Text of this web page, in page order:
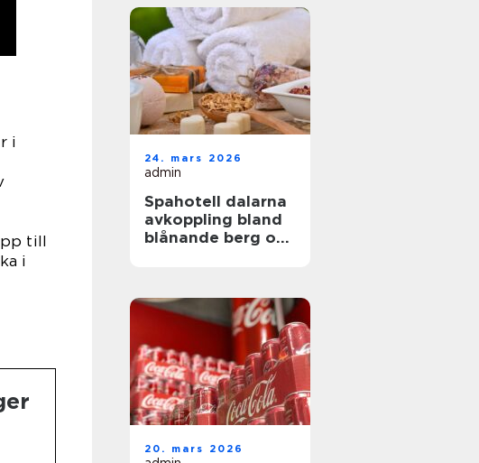
i
till
i
24. mars 2026
admin
Spahotell dalarna
avkoppling bland
blånande berg och
20. mars 2026